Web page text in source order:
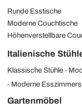
Runde Esstische
Moderne Couchtische
Höhenverstellbare
Italienische
Klassische Stühle
Moderne
Gartenmöbel